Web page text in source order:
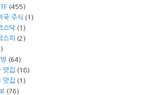
(455)
국 주식 (1)
스닥(1)
스피
(2)
(64)
맛집 (18)
맛집 (1)
(76)